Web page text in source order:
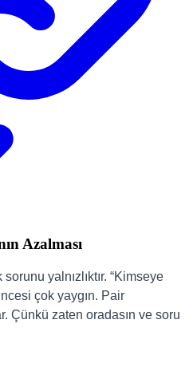
Azalması
yalnızlıktır. “Kimseye
çok yaygın. Pair
Çünkü zaten oradasın ve soru